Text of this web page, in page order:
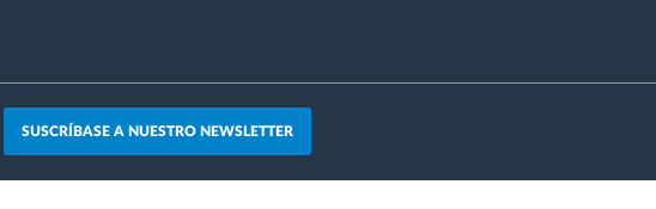
SUSCRÍBASE A NUESTRO NEWSLETTER